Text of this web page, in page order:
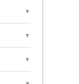
▼
▼
▼